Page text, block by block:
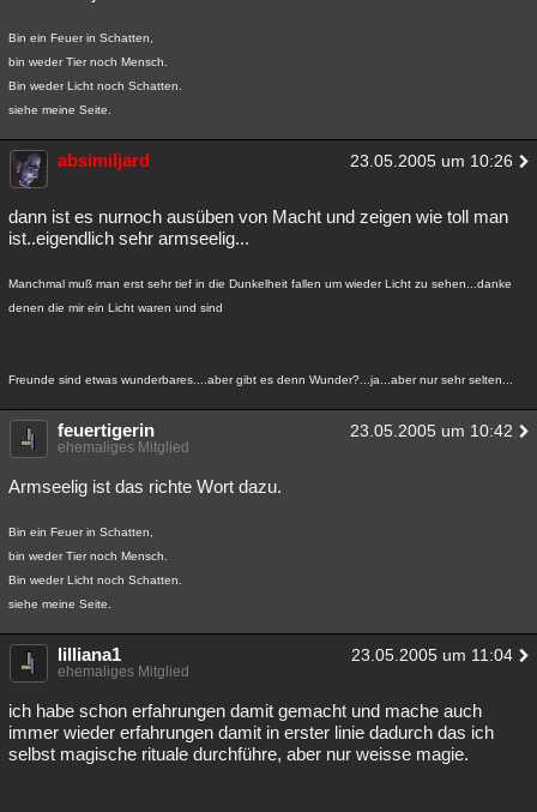
Bin ein Feuer in Schatten,
bin weder Tier noch Mensch.
Bin weder Licht noch Schatten.
siehe meine Seite.
absimiljard 23.05.2005 um 10:26
dann ist es nurnoch ausüben von Macht und zeigen wie toll man
ist..eigendlich sehr armseelig...
Manchmal muß man erst sehr tief in die Dunkelheit fallen um wieder Licht zu sehen...danke
denen die mir ein Licht waren und sind
Freunde sind etwas wunderbares....aber gibt es denn Wunder?...ja...aber nur sehr selten...
feuertigerin 23.05.2005 um 10:42
ehemaliges Mitglied
Armseelig ist das richte Wort dazu.
Bin ein Feuer in Schatten,
bin weder Tier noch Mensch.
Bin weder Licht noch Schatten.
siehe meine Seite.
lilliana1 23.05.2005 um 11:04
ehemaliges Mitglied
ich habe schon erfahrungen damit gemacht und mache auch
immer wieder erfahrungen damit in erster linie dadurch das ich
selbst magische rituale durchführe, aber nur weisse magie.